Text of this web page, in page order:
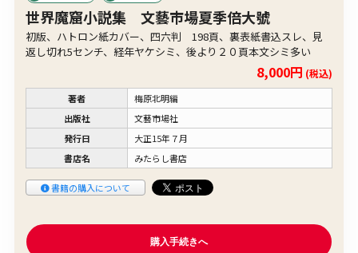
世界魔窟小説集 文藝市場夏季倍大號
初版、ハトロン紙カバー、四六判 198頁、裏表紙書込スレ、見
返し切れ5センチ、経年ヤケシミ、後より２０頁本文シミ多い
8,000円 (税込)
著者
梅原北明編
出版社
文藝市場社
発行日
大正15年７月
書店名
みたらし書店
書籍の購入について